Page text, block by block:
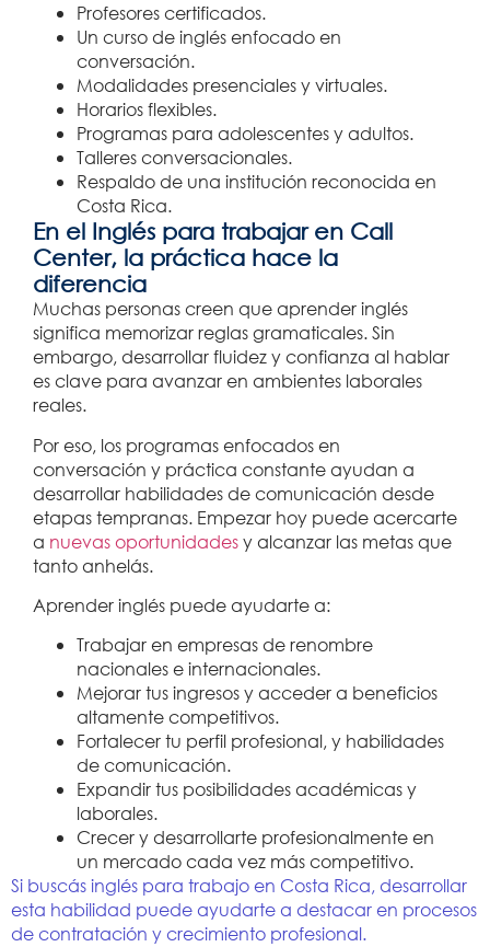
Profesores certificados.
Un curso de inglés enfocado en
conversación.
Modalidades presenciales y virtuales.
Horarios flexibles.
Programas para adolescentes y adultos.
Talleres conversacionales.
Respaldo de una institución reconocida en
Costa Rica.
En el Inglés para trabajar en Call
Center, la práctica hace la
diferencia
Muchas personas creen que aprender inglés
significa memorizar reglas gramaticales. Sin
embargo, desarrollar fluidez y confianza al hablar
es clave para avanzar en ambientes laborales
reales.
Por eso, los programas enfocados en
conversación y práctica constante ayudan a
desarrollar habilidades de comunicación desde
etapas tempranas. Empezar hoy puede acercarte
a nuevas oportunidadesy alcanzar las metas que
tanto anhelás.
Aprender inglés puede ayudarte a:
Trabajar en empresas de renombre
nacionales e internacionales.
Mejorar tus ingresos y acceder a beneficios
altamente competitivos.
Fortalecer tu perfil profesional, y habilidades
de comunicación.
Expandir tus posibilidades académicas y
laborales.
Crecer y desarrollarte profesionalmente en
un mercado cada vez más competitivo.
Si buscás inglés para trabajo en Costa Rica, desarrollar
esta habilidad puede ayudarte a destacar en procesos
de contratación y crecimiento profesional.